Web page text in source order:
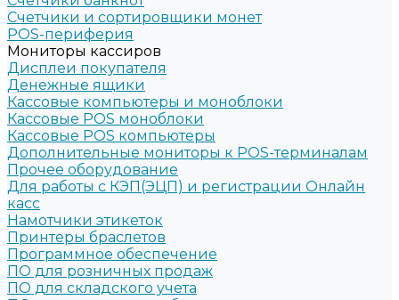
Счетчики и сортировщики монет
POS-периферия
Мониторы кассиров
Дисплеи покупателя
Денежные ящики
Кассовые компьютеры и моноблоки
Кассовые POS моноблоки
Кассовые POS компьютеры
Дополнительные мониторы к POS-терминалам
Прочее оборудование
Для работы с КЭП(ЭЦП) и регистрации Онлайн
касс
Намотчики этикеток
Принтеры браслетов
Программное обеспечение
ПО для розничных продаж
ПО для складского учета